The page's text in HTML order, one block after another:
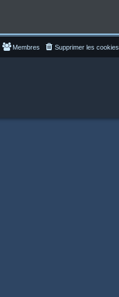
Supprimer les cookies
Membres